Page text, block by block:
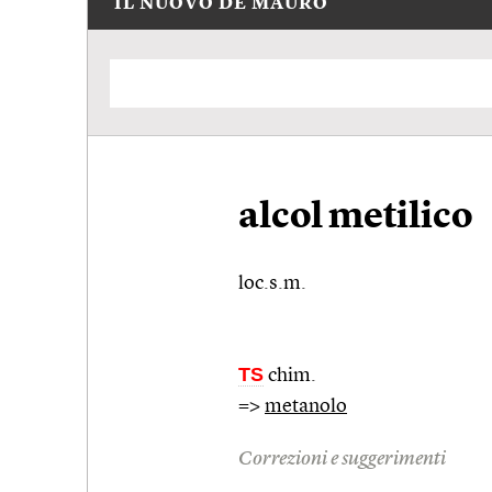
IL NUOVO DE MAURO
alcol metilico
loc.s.m.
TS chim.
=> metanolo
Correzioni e suggerimenti